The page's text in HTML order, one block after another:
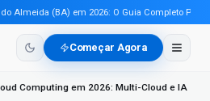
Almeida (BA) em 2026: O Guia Completo Para
Começar Agora
Computing em 2026: Multi-Cloud e IA